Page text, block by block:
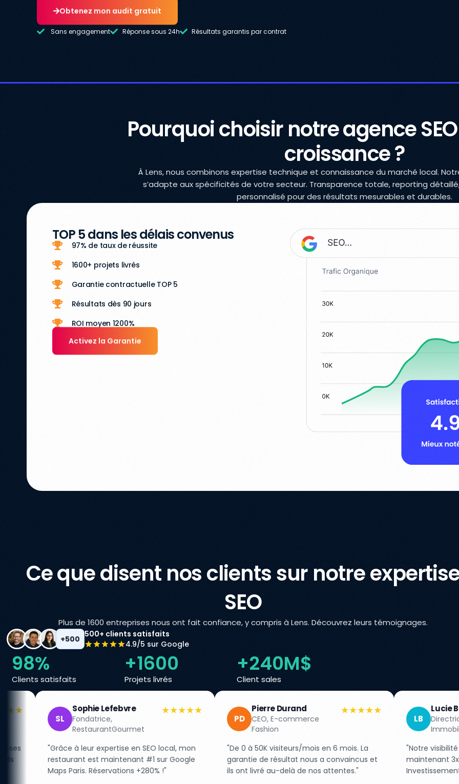
Obtenez mon audit gratuit
Sans engagement Réponse sous 24h Résultats garantis par contrat
Pourquoi choisir notre agence
croissance ?
À Lens, nous combinons expertise technique et connaissance du marché local.
s’adapte aux spécificités de votre secteur. Transparence totale, reporting
personnalisé pour des résultats mesurables et durables.
TOP 5 dans les délais convenus
97% de taux de réussite
1600+ projets livrés
Garantie contractuelle TOP 5
Résultats dès 90 jours
ROI moyen 1200%
Activez la Garantie
Ce que disent nos clients sur notre
SEO
Plus de 1600 entreprises nous ont fait confiance, y compris à Lens. Découvrez leurs témoignages.
+500 500+ clients satisfaits
4.9/5 sur Google
98%
Clients satisfaits
+1600
Projets livrés
+240M$
Client sales
Lefebvre ★★★★★
expertise en SEO local, mon
maintenant #1 sur Google
+280% !"
Pierre Durand
CEO, E-commerce
★★★★★
"De 0 à 50K visiteurs/mois en 6 mois. La
garantie de résultat nous a convaincus et
ils ont livré au-delà de nos attentes."
Lucie Bernard
"Notre visibilité locale a explosé ! On
maintenant 3x plus d'appels qualifiés.
Investissement rentabilisé en 2 mois."